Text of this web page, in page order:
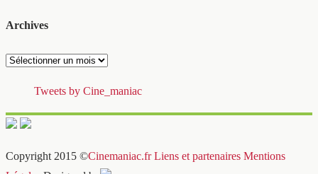
Archives
Archives
Tweets by Cine_maniac
Copyright 2015 ©Cinemaniac.fr Liens et partenaires Mentions